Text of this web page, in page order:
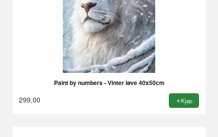
Paint by numbers - Vinter løve 40x50cm
299,00 Kjøp